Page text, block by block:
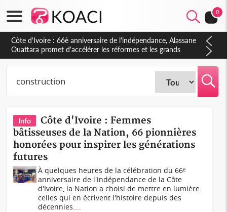
0
Côte d'Ivoire : À Abidjan, Amadou Oury Bah admire le modèle
ivoirien et veut s'en inspirer pour accélérer le développement
de la Guinée
Info
Côte d'Ivoire : Femmes
bâtisseuses de la Nation, 66 pionnières
honorées pour inspirer les générations
futures
À quelques heures de la célébration du 66ᵉ
anniversaire de l'indépendance de la Côte
d'Ivoire, la Nation a choisi de mettre en lumière
celles qui en écrivent l'histoire depuis des
décennies....